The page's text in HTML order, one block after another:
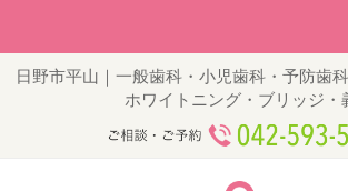
日野市平山｜一般歯科・小児歯科・予防歯
ホワイトニング・ブリッジ・